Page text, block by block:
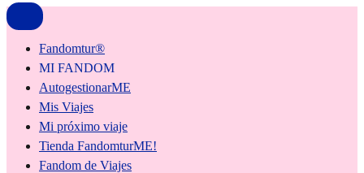
Fandomtur®
MI FANDOM
AutogestionarME
Mis Viajes
Mi próximo viaje
Tienda FandomturME!
Fandom de Viajes